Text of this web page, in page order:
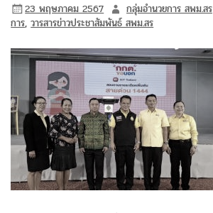
23 พฤษภาคม 2567 กลุ่มอำนวยการ สพม.สร
การ,วารสารข่าวประชาสัมพันธ์ สพม.สร